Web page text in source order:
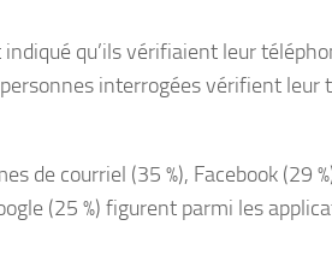
qu’ils vérifiaient leur
interrogées vérifient leur
de courriel (35 %), Facebook (29
(25 %) figurent parmi les